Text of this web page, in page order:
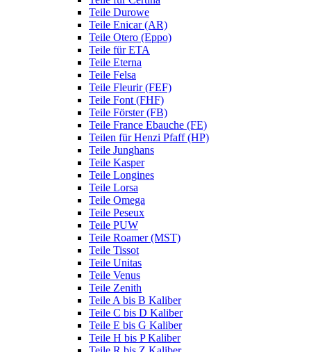
Teile Durowe
Teile Enicar (AR)
Teile Otero (Eppo)
Teile für ETA
Teile Eterna
Teile Felsa
Teile Fleurir (FEF)
Teile Font (FHF)
Teile Förster (FB)
Teile France Ebauche (FE)
Teilen für Henzi Pfaff (HP)
Teile Junghans
Teile Kasper
Teile Longines
Teile Lorsa
Teile Omega
Teile Peseux
Teile PUW
Teile Roamer (MST)
Teile Tissot
Teile Unitas
Teile Venus
Teile Zenith
Teile A bis B Kaliber
Teile C bis D Kaliber
Teile E bis G Kaliber
Teile H bis P Kaliber